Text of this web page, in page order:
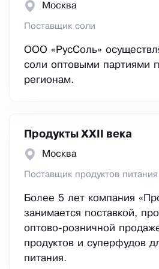
Москва
Поставщик соли
ООО «РусСоль»
соли оптовыми партиями
регионам.
Продукты XXII века
Москва
Поставщик продуктов питания
Более 5 лет компания
занимается поставкой,
оптово-розничной
продуктов и суперфудов
питания.